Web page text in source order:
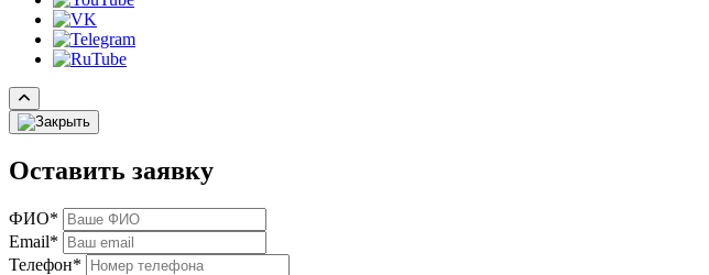
Оставить заявку
ФИО*
Email*
Телефон*